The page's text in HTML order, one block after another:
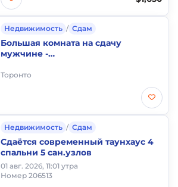
Недвижимость / Сдам
Большая комната на сдачу
мужчине -
Торонто
Недвижимость / Сдам
Сдаётся современный таунхаус 4
спальни 5 сан.узлов
01 авг. 2026, 11:01 утра
Номер 206513